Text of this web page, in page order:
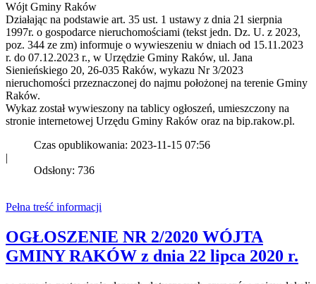
Wójt Gminy Raków
Działając na podstawie art. 35 ust. 1 ustawy z dnia 21 sierpnia
1997r. o gospodarce nieruchomościami (tekst jedn. Dz. U. z 2023,
poz. 344 ze zm) informuje o wywieszeniu w dniach od 15.11.2023
r. do 07.12.2023 r., w Urzędzie Gminy Raków, ul. Jana
Sienieńskiego 20, 26-035 Raków, wykazu Nr 3/2023
nieruchomości przeznaczonej do najmu położonej na terenie Gminy
Raków.
Wykaz został wywieszony na tablicy ogłoszeń, umieszczony na
stronie internetowej Urzędu Gminy Raków oraz na bip.rakow.pl.
Czas opublikowania: 2023-11-15 07:56
|
Odsłony: 736
Pełna treść informacji
OGŁOSZENIE NR 2/2020 WÓJTA
GMINY RAKÓW z dnia 22 lipca 2020 r.